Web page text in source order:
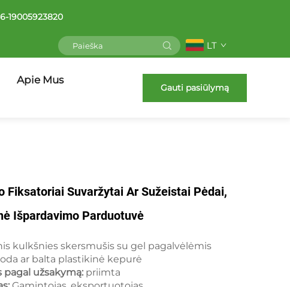
19005923820
LT
Apie Mus
Gauti pasiūlymą
Fiksatoriai Suvaržytai Ar Sužeistai Pėdai,
Išpardavimo Parduotuvė
kulkšnies skersmušis su gel pagalvėlėmis
ar balta plastikinė kepurė
pagal užsakymą: priimta